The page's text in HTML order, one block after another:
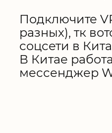
Подключите
разных), тк
соцсети в
В Китае
мессенджер